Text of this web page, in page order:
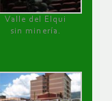
Valle del Elqui
sin minería.